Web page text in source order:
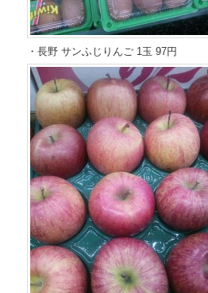
・長野 サンふじりんご 1玉 97円